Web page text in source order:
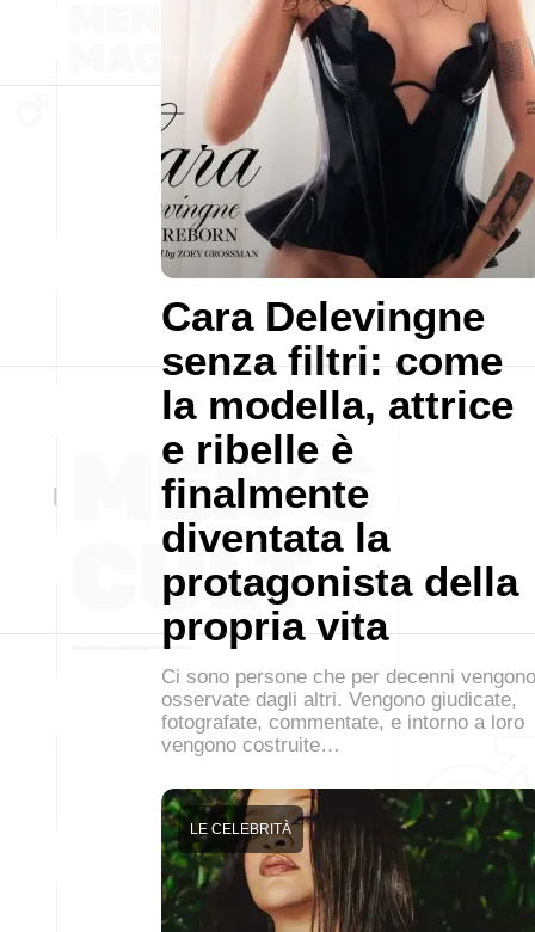
Cara Delevingne
senza filtri: come
la modella, attrice
e ribelle è
finalmente
diventata la
protagonista della
propria vita
Ci sono persone che per decenni vengono
osservate dagli altri. Vengono giudicate,
fotografate, commentate, e intorno a loro
vengono costruite…
LE CELEBRITÀ